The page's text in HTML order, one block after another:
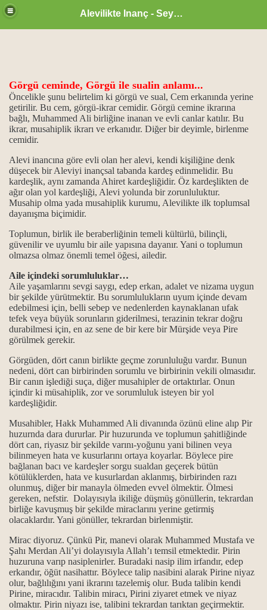
Alevilikte Inanç - Seyyid Hakkı
Görgü ceminde, Görgü ile sualin anlamı...
Öncelikle şunu belirtelim ki görgü ve sual, Cem erkanında yerine
getirilir. Bu cem, görgü-ikrar cemidir. Görgü cemine ikrarına
bağlı, Muhammed Ali birliğine inanan ve evli canlar katılır. Bu
ikrar, musahiplik ikrarı ve erkanıdır. Diğer bir deyimle, birlenme
cemidir.
Alevi inancına göre evli olan her alevi, kendi kişiliğine denk
düşecek bir Aleviyi inançsal tabanda kardeş edinmelidir. Bu
kardeşlik, aynı zamanda Ahiret kardeşliğidir. Öz kardeşlikten de
ağır olan yol kardeşliği, Alevi yolunda bir zorunluluktur.
Musahip olma yada musahiplik kurumu, Alevilikte ilk toplumsal
dayanışma biçimidir.
Toplumun, birlik ile beraberliğinin temeli kültürlü, bilinçli,
güvenilir ve uyumlu bir aile yapısına dayanır. Yani o toplumun
olmazsa olmaz önemli temel öğesi, ailedir.
Aile içindeki sorumluluklar…
Aile yaşamlarını sevgi saygı, edep erkan, adalet ve nizama uygun
bir şekilde yürütmektir. Bu sorumlulukların uyum içinde devam
edebilmesi için, belli sebep ve nedenlerden kaynaklanan ufak
tefek veya büyük sorunların giderilmesi, terazinin tekrar doğru
durabilmesi için, en az sene de bir kere bir Mürşide veya Pire
görülmek gerekir.
Görgüden, dört canın birlikte geçme zorunluluğu vardır. Bunun
nedeni, dört can birbirinden sorumlu ve birbirinin vekili olmasıdır.
Bir canın işlediği suça, diğer musahipler de ortaktırlar. Onun
içindir ki müsahiplik, zor ve sorumluluk isteyen bir yol
kardeşliğidir.
Musahibler, Hakk Muhammed Ali divanında özünü eline alıp Pir
huzurnda dara dururlar. Pir huzurunda ve toplumun şahitliğinde
dört can, riyasız bir şekilde varını-yoğunu yani bilinen veya
bilinmeyen hata ve kusurlarını ortaya koyarlar. Böylece pire
bağlanan bacı ve kardeşler sorgu sualdan geçerek bütün
kötülüklerden, hata ve kusurlardan aklanmış, birbirinden razı
olunmuş, diğer bir manayla ölmeden evvel ölmektir. Ölmesi
gereken, nefstir. Dolayısıyla ikiliğe düşmüş gönüllerin, tekrardan
birliğe kavuşmuş bir şekilde miraclarını yerine getirmiş
olacaklardır. Yani gönüller, tekrardan birlenmiştir.
Mirac diyoruz. Çünkü Pir, manevi olarak Muhammed Mustafa ve
Şahı Merdan Ali’yi dolayısıyla Allah’ı temsil etmektedir. Pirin
huzuruna varıp nasiplenirler. Buradaki nasip ilim irfandır, edep
erkandır, öğüt nasihattır. Böylece talip nasibini alarak Pirine niyaz
olur, bağlılığını yani ikrarını tazelemiş olur. Buda talibin kendi
Pirine, miracıdır. Talibin miracı, Pirini ziyaret etmek ve niyaz
olmaktır. Pirin niyazı ise, talibini tekrardan tarıktan geçirmektir.
ve görevleri
anlamı...
ve Deyişler...
– Genel bilgi...
kaldı ve Hz.Muhammed Mustafa ile Şahı Merdan
müsahip olunur?